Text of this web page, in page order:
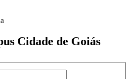
Cidade de Goiás